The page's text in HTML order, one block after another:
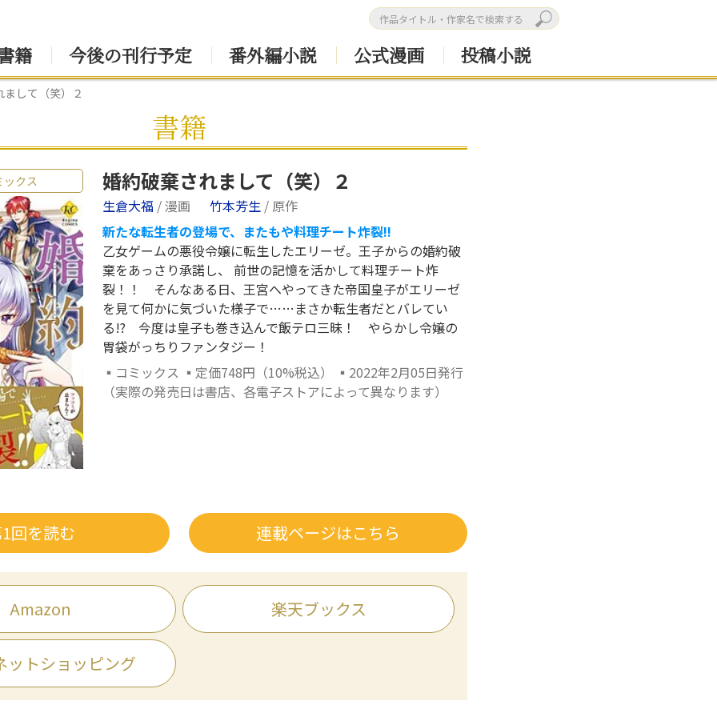
籍 今後の刊行予定 番外編小説 公式漫画 投稿小説
して（笑）２
書籍
ックス 婚約破棄されまして（笑）２
生倉大福 / 漫画 竹本芳生 / 原作
新たな転生者の登場で、またもや料理チート炸裂!!
乙女ゲームの悪役令嬢に転生したエリーゼ。王子からの婚約破
棄をあっさり承諾し、 前世の記憶を活かして料理チート炸
裂！！ そんなある日、王宮へやってきた帝国皇子がエリーゼ
を見て何かに気づいた様子で……まさか転生者だとバレてい
る!? 今度は皇子も巻き込んで飯テロ三昧！ やらかし令嬢の
胃袋がっちりファンタジー！
▪コミックス ▪定価748円（10%税込） ▪2022年2月05日発行
（実際の発売日は書店、各電子ストアによって異なります）
回を読む 連載ページはこちら
Amazon 楽天ブックス
ットショッピング